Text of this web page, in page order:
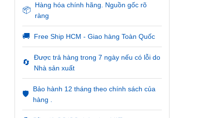
📦
Hàng hóa chính hãng. Nguồn gốc rõ
ràng
🚚 Free Ship HCM - Giao hàng Toàn Quốc
🔄
Được trả hàng trong 7 ngày nếu có lỗi do
Nhà sản xuất
🛡️
Bảo hành 12 tháng theo chính sách của
hàng .